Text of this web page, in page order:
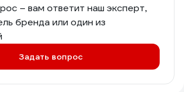
– вам ответит наш эксперт,
бренда или один из
Задать вопрос